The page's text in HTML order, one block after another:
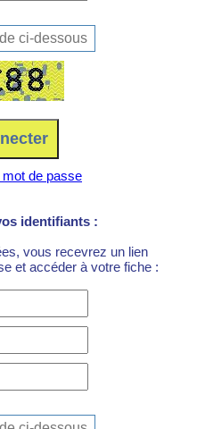
de passe
identifiants :
vous recevrez un lien
et accéder à votre fiche :